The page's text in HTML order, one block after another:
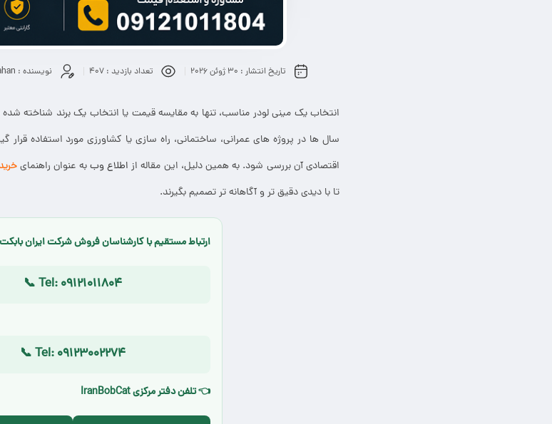
تاریخ انتشار : 30 ژوئن 2026 تعداد بازدید : 407 نویسنده :
انتخاب یک مینی لودر مناسب، تنها به مقایسه قیمت یا انتخاب یک برند شناخته
سال ها در پروژه های عمرانی، ساختمانی، راه سازی یا کشاورزی مورد استفاده
اقتصادی آن بررسی شود. به همین دلیل، این مقاله از اطلاع وببه عنوان راهنمای
تا با دیدی دقیق تر و آگاهانه تر تصمیم بگیرند.
ارتباط مستقیم با کارشناسان فروش شرکت ایران بابکت
📞 Tel: 09121011804
📞 Tel: 09123002274
👈 تلفن دفتر مرکزی IranBobCat